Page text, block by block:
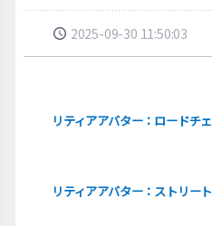
2025-09-30 11:50:03
リティアアバター：ロードチ
リティアアバター：ストリー